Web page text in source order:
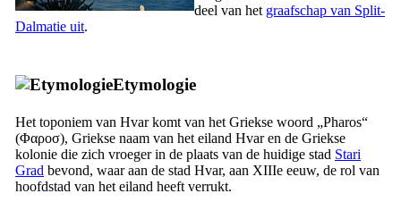
deel van het graafschap van Split-
Dalmatie uit.
Etymologie
Het toponiem van Hvar komt van het Griekse woord „Pharos“
(Φαροσ), Griekse naam van het eiland Hvar en de Griekse
kolonie die zich vroeger in de plaats van de huidige stad Stari
Grad bevond, waar aan de stad Hvar, aan XIIIe eeuw, de rol van
hoofdstad van het eiland heeft verrukt.